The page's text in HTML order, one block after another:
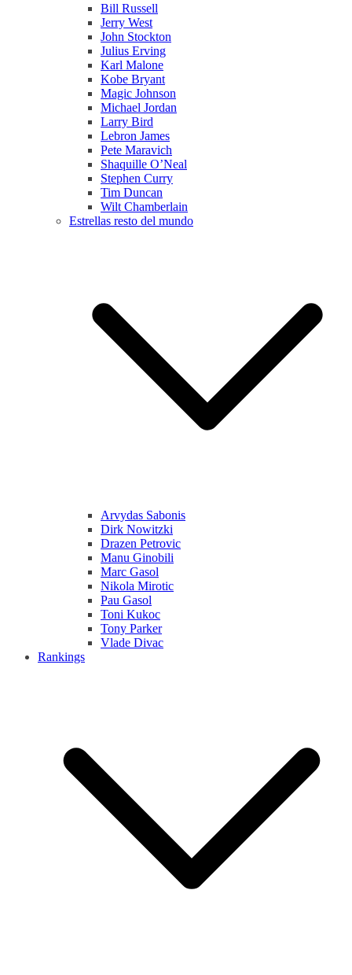
Bill Russell
Jerry West
John Stockton
Julius Erving
Karl Malone
Kobe Bryant
Magic Johnson
Michael Jordan
Larry Bird
Lebron James
Pete Maravich
Shaquille O’Neal
Stephen Curry
Tim Duncan
Wilt Chamberlain
Estrellas resto del mundo
Arvydas Sabonis
Dirk Nowitzki
Drazen Petrovic
Manu Ginobili
Marc Gasol
Nikola Mirotic
Pau Gasol
Toni Kukoc
Tony Parker
Vlade Divac
Rankings